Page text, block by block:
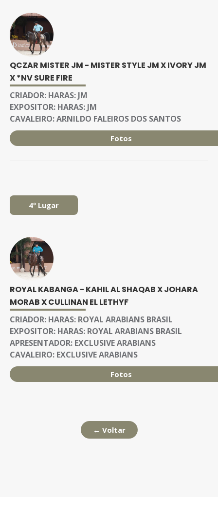
QCZAR MISTER JM - MISTER STYLE JM X IVORY JM
X *NV SURE FIRE
CRIADOR: HARAS: JM
EXPOSITOR: HARAS: JM
CAVALEIRO:ARNILDO FALEIROS DOS SANTOS
Fotos
4º Lugar
ROYAL KABANGA - KAHIL AL SHAQAB X JOHARA
MORAB X CULLINAN EL LETHYF
CRIADOR: HARAS: ROYAL ARABIANS BRASIL
EXPOSITOR: HARAS: ROYAL ARABIANS BRASIL
APRESENTADOR: EXCLUSIVE ARABIANS
CAVALEIRO: EXCLUSIVE ARABIANS
Fotos
← Voltar